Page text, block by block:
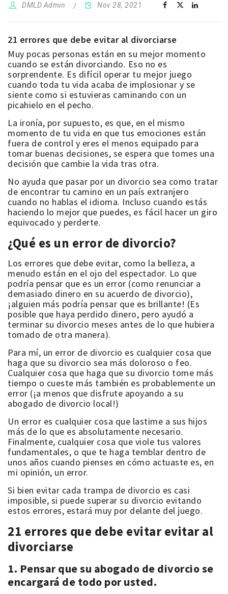
DMLD Admin Nov 28, 2021
21 errores que debe evitar al divorciarse
Muy pocas personas están en su mejor momento
cuando se están divorciando. Eso no es
sorprendente. Es difícil operar tu mejor juego
cuando toda tu vida acaba de implosionar y se
siente como si estuvieras caminando con un
picahielo en el pecho.
La ironía, por supuesto, es que, en el mismo
momento de tu vida en que tus emociones están
fuera de control y eres el menos equipado para
tomar buenas decisiones, se espera que tomes una
decisión que cambie la vida tras otra.
No ayuda que pasar por un divorcio sea como tratar
de encontrar tu camino en un país extranjero
cuando no hablas el idioma. Incluso cuando estás
haciendo lo mejor que puedes, es fácil hacer un giro
equivocado y perderte.
¿Qué es un error de divorcio?
Los errores que debe evitar, como la belleza, a
menudo están en el ojo del espectador. Lo que
podría pensar que es un error (como renunciar a
demasiado dinero en su acuerdo de divorcio),
¡alguien más podría pensar que es brillante! (Es
posible que haya perdido dinero, pero ayudó a
terminar su divorcio meses antes de lo que hubiera
tomado de otra manera).
Para mí, un error de divorcio es cualquier cosa que
haga que su divorcio sea más doloroso o feo.
Cualquier cosa que haga que su divorcio tome más
tiempo o cueste más también es probablemente un
error (¡a menos que disfrute apoyando a su
abogado de divorcio local!)
Un error es cualquier cosa que lastime a sus hijos
más de lo que es absolutamente necesario.
Finalmente, cualquier cosa que viole tus valores
fundamentales, o que te haga temblar dentro de
unos años cuando pienses en cómo actuaste es, en
mi opinión, un error.
Si bien evitar cada trampa de divorcio es casi
imposible, si puede superar su divorcio evitando
estos errores, estará muy por delante del juego.
21 errores que debe evitar evitar al
divorciarse
1. Pensar que su abogado de divorcio se
encargará de todo por usted.